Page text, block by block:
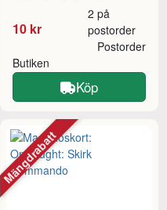
10 kr
2 på
postorder
Butiken
Postorder
Köp
Mängdrabatt